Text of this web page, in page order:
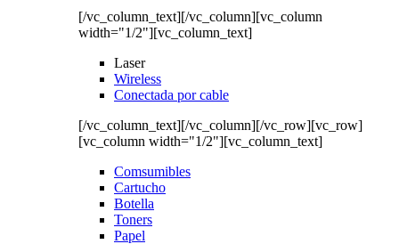
[/vc_column_text][/vc_column][vc_column
width="1/2"][vc_column_text]
Laser
Wireless
Conectada por cable
[/vc_column_text][/vc_column][/vc_row][vc_row]
[vc_column width="1/2"][vc_column_text]
Comsumibles
Cartucho
Botella
Toners
Papel